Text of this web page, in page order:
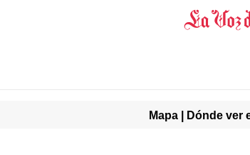
Mapa | Dónde ver